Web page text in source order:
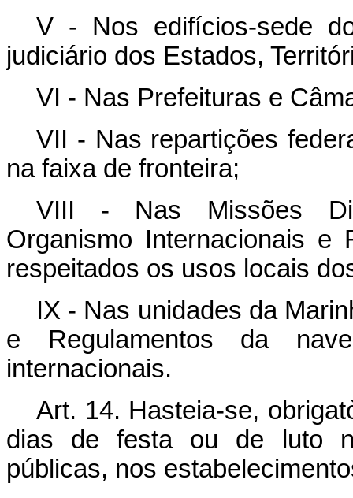
V - Nos edifícios-sede
judiciário dos Estados,
VI - Nas Prefeituras e
VII - Nas repartições
na faixa de fronteira;
VIII - Nas Missões
Organismo Internacionais e
respeitados os usos locais
IX - Nas unidades da
e Regulamentos da
internacionais.
Art. 14. Hasteia-se,
dias de festa ou de luto
públicas, nos